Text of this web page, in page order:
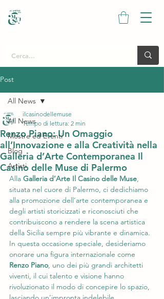
Post
All News
Mostre ed Eventi
Blog
Artisti
All News
Renzo Piano: Un Omaggio
all’Innovazione e alla Creatività nella
Galleria d’Arte Contemporanea Il
Casino delle Muse di Palermo
ilcasinodellemuse
Tempo di lettura: 2 min
Alla Galleria d’Arte Il Casino delle Muse,
situata nel cuore di Palermo, ci dedichiamo
alla promozione dell’arte contemporanea e
degli artisti storicizzati e riconosciuti che
contribuiscono a rendere la scena artistica
della Sicilia sempre più vibrante e dinamica.
In questa occasione speciale, desideriamo
onorare una figura internazionale come
Renzo Piano, uno dei più grandi architetti
viventi, il cui talento e visione hanno
rivoluzionato il modo di concepire lo spazio,